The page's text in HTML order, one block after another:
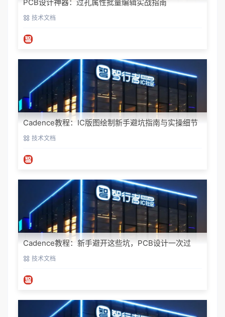
PCB设计神器：过孔属性批量编辑实战指南
技术文档
Cadence教程：IC版图绘制新手避坑指南与实操细节
技术文档
Cadence教程：新手避开这些坑，PCB设计一次过
技术文档